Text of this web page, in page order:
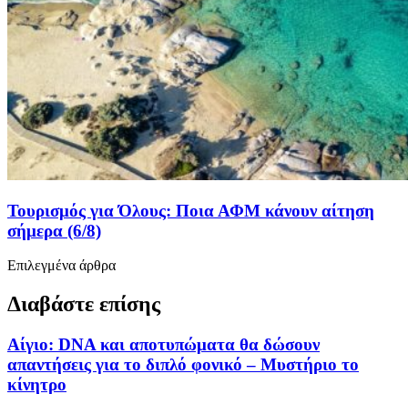
Τουρισμός για Όλους: Ποια ΑΦΜ κάνουν αίτηση
σήμερα (6/8)
Επιλεγμένα άρθρα
Διαβάστε επίσης
Αίγιο: DNA και αποτυπώματα θα δώσουν
απαντήσεις για το διπλό φονικό – Μυστήριο το
κίνητρο